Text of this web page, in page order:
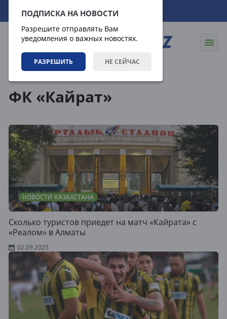
ПОДПИСКА НА НОВОСТИ
Разрешите отправлять Вам
уведомления о важных новостях.
РАЗРЕШИТЬ НЕ СЕЙЧАС
07.08.2026 18:22:43
ФК «Кайрат»
НОВОСТИ КАЗАХСТАНА
Сколько туристов приедет на матч «Кайрата» с
«Реалом» в Алматы
02.09.2025